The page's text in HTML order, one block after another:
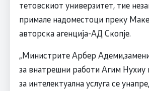
тетовскиот универзитет, тие
примале надоместоци преку
авторска агенција-АД Скопје.
„Министрите Арбер
за внатрешни работи Агим Нухиу
за интелектуална услуга се